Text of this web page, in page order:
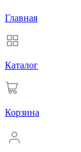
Главная
Каталог
Корзина